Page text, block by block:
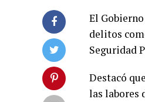
El
delitos
Seguridad
Destacó
las labores